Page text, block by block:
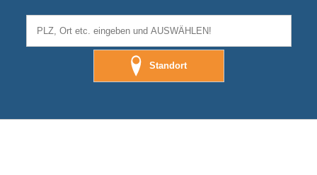
Standort